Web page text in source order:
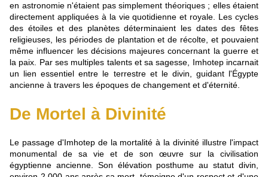
en astronomie n'étaient pas simplement théoriques ; elles étaient
directement appliquées à la vie quotidienne et royale. Les cycles
des étoiles et des planètes déterminaient les dates des fêtes
religieuses, les périodes de plantation et de récolte, et pouvaient
même influencer les décisions majeures concernant la guerre et
la paix. Par ses multiples talents et sa sagesse, Imhotep incarnait
un lien essentiel entre le terrestre et le divin, guidant l'Égypte
ancienne à travers les époques de changement et d'éternité.
De Mortel à Divinité
Le passage d'Imhotep de la mortalité à la divinité illustre l'impact
monumental de sa vie et de son œuvre sur la civilisation
égyptienne ancienne. Son élévation posthume au statut divin,